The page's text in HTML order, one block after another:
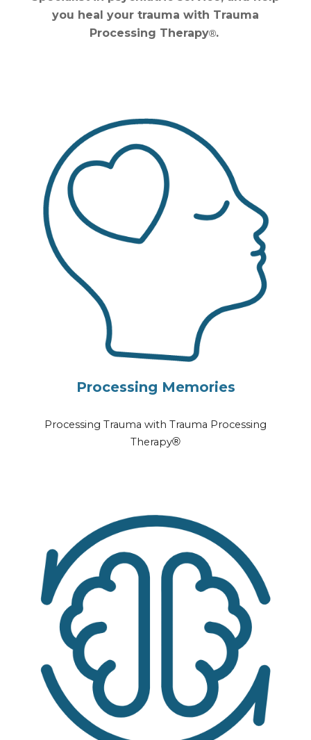
you heal your trauma with Trauma
Processing Therapy®.
Processing Memories
Processing Trauma with Trauma Processing
Therapy®